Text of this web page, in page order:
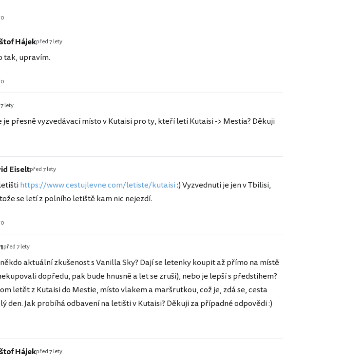
0
Hájekpřed 7 lety
tak, upravím.
0
lety
je přesně vyzvedávací místo v Kutaisi pro ty, kteří letí Kutaisi -> Mestia? Děkuji
Eiseltpřed 7 lety
https://www.cestujlevne.com/letiste/kutaisi:) Vyzvednutí je jen v Tbilisi,
se letí z polního letiště kam nic nejezdí.
0
před 7 lety
aktuální zkušenost s Vanilla Sky? Dají se letenky koupit až přímo na místě
dopředu, pak bude hnusně a let se zruší), nebo je lepší s předstihem?
letět z Kutaisi do Mestie, místo vlakem a maršrutkou, což je, zdá se, cesta
den. Jak probíhá odbavení na letišti v Kutaisi? Děkuji za případné odpovědi :)
Hájekpřed 7 lety